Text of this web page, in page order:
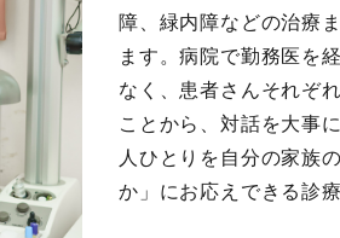
障、緑内障などの治療
ます。病院で勤務医を
なく、患者さんそれぞ
ことから、対話を大事
人ひとりを自分の家族
か」にお応えできる診